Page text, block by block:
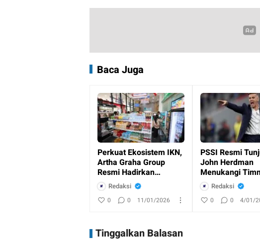
Baca Juga
Perkuat Ekosistem IKN,
Artha Graha Group
Resmi Hadirkan
Layanan Perbankan
dan Ritel
Redaksi
0 0 11/01/2026
PSSI Resmi
John Herdman
Menukangi
Indonesia
Redaksi
0 0 4/01/
Tinggalkan Balasan